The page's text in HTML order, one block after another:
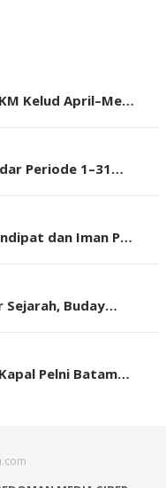
Kelud April–Me…
Periode 1–31…
dan Iman P…
Sejarah, Buday…
Pelni Batam…